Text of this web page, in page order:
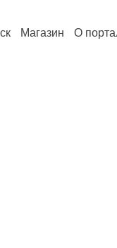
Магазин О